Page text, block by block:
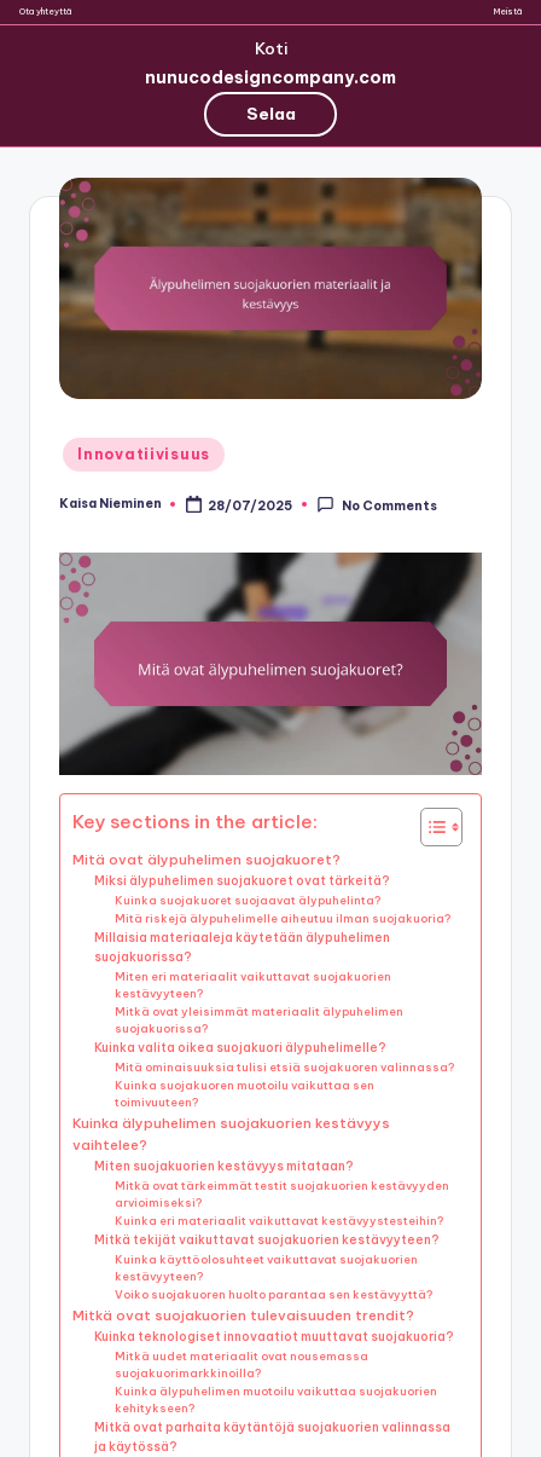
Ota yhteyttä Meistä
Koti
nunucodesigncompany.com
Selaa
Posted
in
Innovatiivisuus
Posted
Kaisa Nieminen 28/07/2025 No Comments
Key sections in the article:
Mitä ovat älypuhelimen suojakuoret?
Miksi älypuhelimen suojakuoret ovat tärkeitä?
Kuinka suojakuoret suojaavat älypuhelinta?
Mitä riskejä älypuhelimelle aiheutuu ilman suojakuoria?
Millaisia materiaaleja käytetään älypuhelimen
suojakuorissa?
Miten eri materiaalit vaikuttavat suojakuorien
kestävyyteen?
Mitkä ovat yleisimmät materiaalit älypuhelimen
suojakuorissa?
Kuinka valita oikea suojakuori älypuhelimelle?
Mitä ominaisuuksia tulisi etsiä suojakuoren valinnassa?
Kuinka suojakuoren muotoilu vaikuttaa sen
toimivuuteen?
Kuinka älypuhelimen suojakuorien kestävyys
vaihtelee?
Miten suojakuorien kestävyys mitataan?
Mitkä ovat tärkeimmät testit suojakuorien kestävyyden
arvioimiseksi?
Kuinka eri materiaalit vaikuttavat kestävyystesteihin?
Mitkä tekijät vaikuttavat suojakuorien kestävyyteen?
Kuinka käyttöolosuhteet vaikuttavat suojakuorien
kestävyyteen?
Voiko suojakuoren huolto parantaa sen kestävyyttä?
Mitkä ovat suojakuorien tulevaisuuden trendit?
Kuinka teknologiset innovaatiot muuttavat suojakuoria?
Mitkä uudet materiaalit ovat nousemassa
suojakuorimarkkinoilla?
Kuinka älypuhelimen muotoilu vaikuttaa suojakuorien
kehitykseen?
Mitkä ovat parhaita käytäntöjä suojakuorien valinnassa
ja käytössä?